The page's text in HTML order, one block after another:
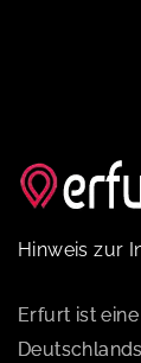
Hinweis zur
Erfurt ist